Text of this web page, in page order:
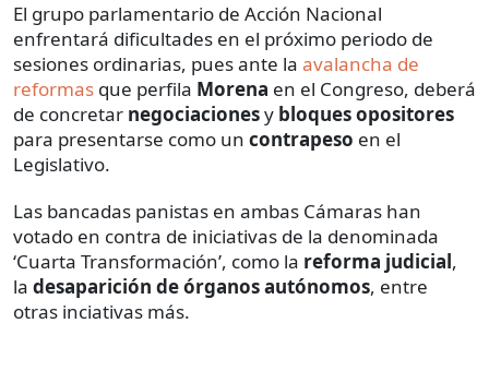
El grupo parlamentario de Acción Nacional
enfrentará dificultades en el próximo periodo de
sesiones ordinarias, pues ante la avalancha de
reformas que perfila Morena en el Congreso, deberá
de concretar negociacionesy bloques opositores
para presentarse como un contrapeso en el
Legislativo.
Las bancadas panistas en ambas Cámaras han
votado en contra de iniciativas de la denominada
‘Cuarta Transformación’, como la reforma judicial,
la desaparición de órganos autónomos, entre
otras inciativas más.